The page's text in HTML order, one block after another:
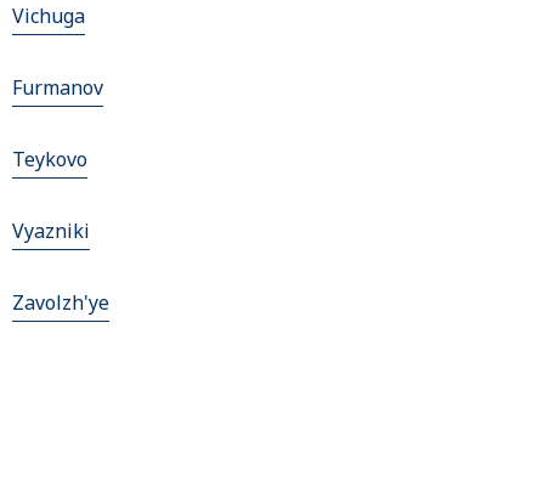
Vichuga
Furmanov
Teykovo
Vyazniki
Zavolzh'ye